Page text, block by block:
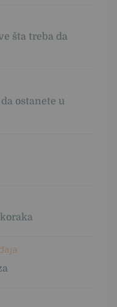
šta treba da
ostanete u